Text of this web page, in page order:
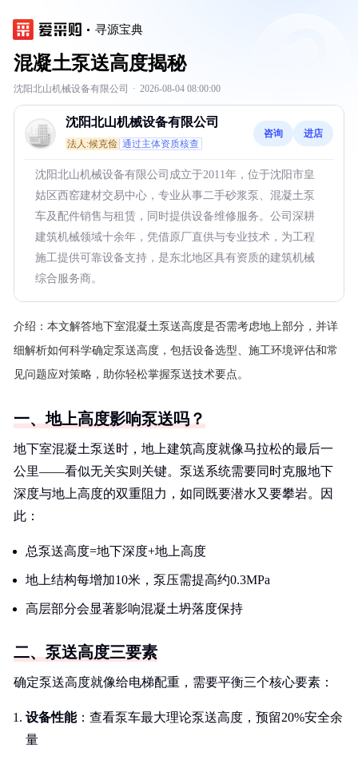
寻源宝典
混凝土泵送高度揭秘
沈阳北山机械设备有限公司 · 2026-08-04 08:00:00
沈阳北山机械设备有限公司
法人:候克俭 通过主体资质核查
咨询 进店
沈阳北山机械设备有限公司成立于2011年，位于沈阳市皇
姑区西窑建材交易中心，专业从事二手砂浆泵、混凝土泵
车及配件销售与租赁，同时提供设备维修服务。公司深耕
建筑机械领域十余年，凭借原厂直供与专业技术，为工程
施工提供可靠设备支持，是东北地区具有资质的建筑机械
综合服务商。
介绍： 本文解答地下室混凝土泵送高度是否需考虑地上部分，并详
细解析如何科学确定泵送高度，包括设备选型、施工环境评估和常
见问题应对策略，助你轻松掌握泵送技术要点。
一、地上高度影响泵送吗？
地下室混凝土泵送时，地上建筑高度就像马拉松的最后一
公里——看似无关实则关键。泵送系统需要同时克服地下
深度与地上高度的双重阻力，如同既要潜水又要攀岩。因
此：
总泵送高度=地下深度+地上高度
地上结构每增加10米，泵压需提高约0.3MPa
高层部分会显著影响混凝土坍落度保持
二、泵送高度三要素
确定泵送高度就像给电梯配重，需要平衡三个核心要素：
设备性能：查看泵车最大理论泵送高度，预留20%安全余
量